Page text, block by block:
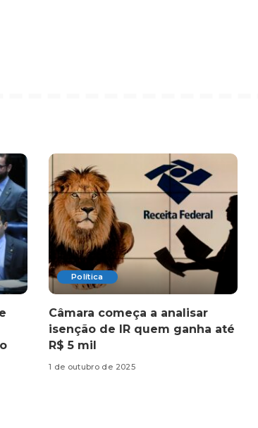
Política
Câmara começa a analisar
isenção de IR quem ganha até
R$ 5 mil
1 de outubro de 2025